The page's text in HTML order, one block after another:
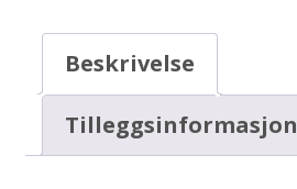
Beskrivelse
Tilleggsinformasjon